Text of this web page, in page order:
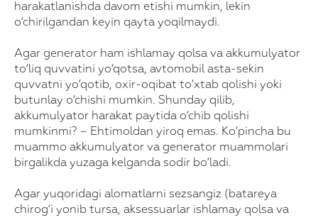
harakatlanishda davom etishi mumkin, lekin
o‘chirilgandan keyin qayta yoqilmaydi.
Agar generator ham ishlamay qolsa va akkumulyator
to‘liq quvvatini yo‘qotsa, avtomobil asta-sekin
quvvatni yo‘qotib, oxir-oqibat to‘xtab qolishi yoki
butunlay o‘chishi mumkin. Shunday qilib,
akkumulyator harakat paytida o‘chib qolishi
mumkinmi? – Ehtimoldan yiroq emas. Ko‘pincha bu
muammo akkumulyator va generator muammolari
birgalikda yuzaga kelganda sodir bo‘ladi.
Agar yuqoridagi alomatlarni sezsangiz (batareya
chirog‘i yonib tursa, aksessuarlar ishlamay qolsa va